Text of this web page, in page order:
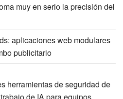
muy en serio la precisión del
aplicaciones web modulares
publicitario
herramientas de seguridad de
de IA para equipos